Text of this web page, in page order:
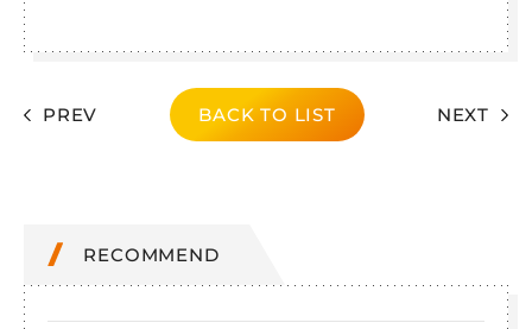
PREV BACK TO LIST NEXT
RECOMMEND